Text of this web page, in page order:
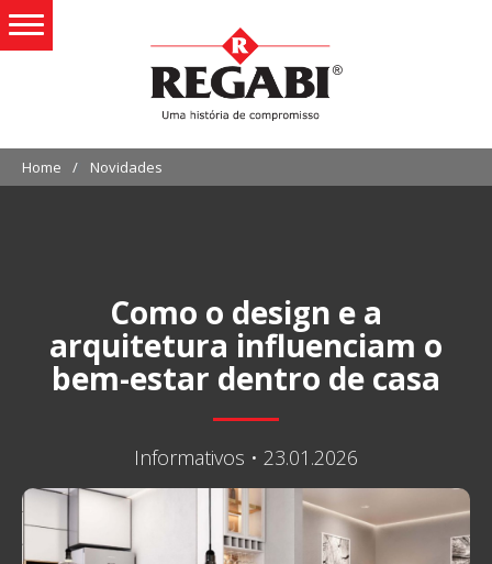
Home Novidades
Como o design e a
arquitetura influenciam o
bem-estar dentro de casa
Informativos • 23.01.2026